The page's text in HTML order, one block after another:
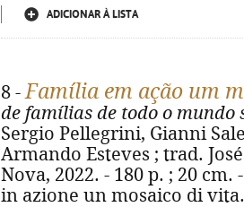
ADICIONAR À LISTA
8 -Família em ação um
de famílias de todo o
Sergio Pellegrini, Gianni
Armando Esteves ; trad.
Nova, 2022. - 180 p. ; 20
in azione un mosaico di vita.